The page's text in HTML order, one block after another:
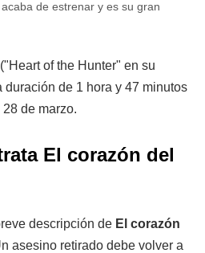
de estrenar y es su gran
("Heart of the Hunter" en su
de 1 hora y 47 minutos
28 de marzo.
El corazón del
descripción de El corazón
asesino retirado debe volver a